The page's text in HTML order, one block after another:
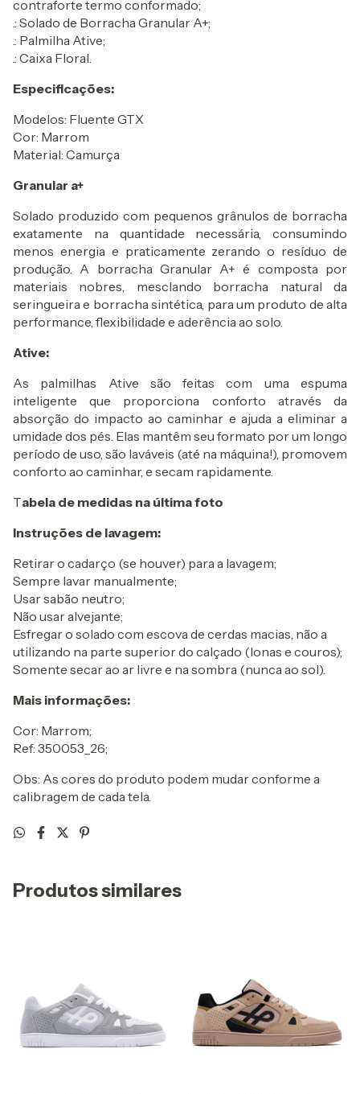
contraforte termo conformado;
.: Solado de Borracha Granular A+;
.: Palmilha Ative;
.: Caixa Floral.
Especificações:
Modelos: Fluente GTX
Cor: Marrom
Material: Camurça
Granular a+
Solado produzido com pequenos grânulos de borracha
exatamente na quantidade necessária, consumindo
menos energia e praticamente zerando o resíduo de
produção. A borracha Granular A+ é composta por
materiais nobres, mesclando borracha natural da
seringueira e borracha sintética, para um produto de alta
performance, flexibilidade e aderência ao solo.
Ative:
As palmilhas Ative são feitas com uma espuma
inteligente que proporciona conforto através da
absorção do impacto ao caminhar e ajuda a eliminar a
umidade dos pés. Elas mantêm seu formato por um longo
período de uso, são laváveis (até na máquina!), promovem
conforto ao caminhar, e secam rapidamente.
Tabela de medidas na última foto
Instruções de lavagem:
Retirar o cadarço (se houver) para a lavagem;
Sempre lavar manualmente;
Usar sabão neutro;
Não usar alvejante;
Esfregar o solado com escova de cerdas macias, não a
utilizando na parte superior do calçado (lonas e couros);
Somente secar ao ar livre e na sombra (nunca ao sol).
Mais informações:
Cor: Marrom;
Ref: 350053_26;
Obs: As cores do produto podem mudar conforme a
calibragem de cada tela.
Produtos similares